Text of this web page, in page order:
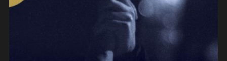
Juan-José Mosalini – Alma de
Tango (2015)
(contrebasse/arrangements)